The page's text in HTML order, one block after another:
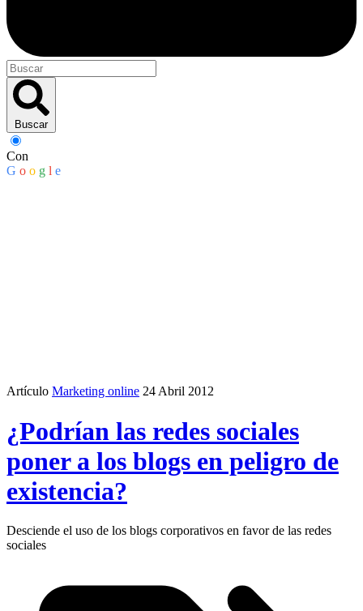
Buscar
Con
G o o g l e
Artículo Marketing online 24 Abril 2012
¿Podrían las redes sociales
poner a los blogs en peligro de
existencia?
Desciende el uso de los blogs corporativos en favor de las redes
sociales